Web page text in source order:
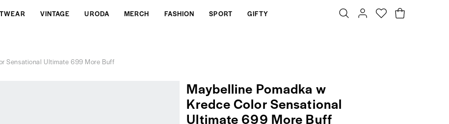
VINTAGE URODA MERCH FASHION SPORT GIFTY
Sensational Ultimate 699 More Buff
Maybelline Pomadka w
Kredce Color Sensational
Ultimate 699 More Buff